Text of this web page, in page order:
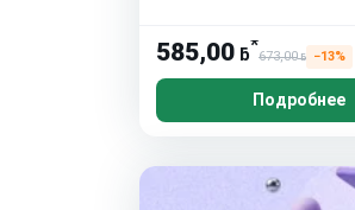
585,00 ƃ*
673,00ƃ −13%
Подробнее